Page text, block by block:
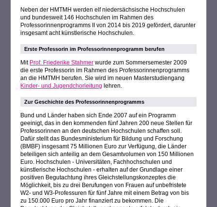
Neben der HMTMH werden elf niedersächsische Hochschulen
und bundesweit 146 Hochschulen im Rahmen des
Professorinnenprogramms II von 2014 bis 2019 gefördert, darunter
insgesamt acht künstlerische Hochschulen.
Erste Professorin im Professorinnenprogramm berufen
Mit Prof. Friederike Stahmer wurde zum Sommersemester 2009
die erste Professorin im Rahmen des Professorinnenprogramms
an die HMTMH berufen. Sie wird im neuen Masterstudiengang
Kinder- und Jugendchorleitung lehren.
Zur Geschichte des Professorinnenprogramms
Bund und Länder haben sich Ende 2007 auf ein Programm
geeinigt, das in den kommenden fünf Jahren 200 neue Stellen für
Professorinnen an den deutschen Hochschulen schaffen soll.
Dafür stellt das Bundesministerium für Bildung und Forschung
(BMBF) insgesamt 75 Millionen Euro zur Verfügung, die Länder
beteiligen sich anteilig an dem Gesamtvolumen von 150 Millionen
Euro. Hochschulen - Universitäten, Fachhochschulen und
künstlerische Hochschulen - erhalten auf der Grundlage einer
positiven Begutachtung ihres Gleichstellungskonzeptes die
Möglichkeit, bis zu drei Berufungen von Frauen auf unbefristete
W2- und W3-Professuren für fünf Jahre mit einem Betrag von bis
zu 150.000 Euro pro Jahr finanziert zu bekommen. Die